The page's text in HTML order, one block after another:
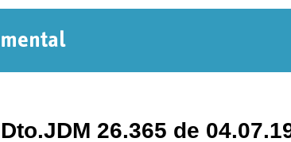
Dto.JDM 26.365 de